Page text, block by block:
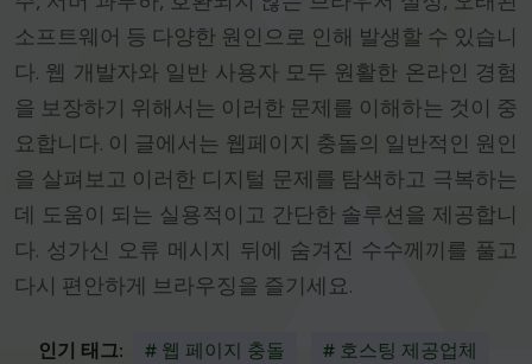
소프트웨어 등 다양한 원인으로 인해 발생할 수 있습니
다. 웹 개발자와 일반 사용자 모두 원활한 온라인 경험
을 보장하기 위해서는 이러한 문제를 이해하는 것이 중
요합니다. 이 글에서는 웹페이지 충돌의 일반적인 원인
을 살펴보고 이러한 디지털 문제를 탐색하고 극복하는
데 도움이 되는 실용적이고 간단한 솔루션을 제공합니
다. 성가신 오류 메시지 뒤에 숨겨진 수수께끼를 풀고
다시 편안하게 브라우징을 즐기세요.
인기 태그: # 웹 페이지 충돌 # 호스팅 제공업체